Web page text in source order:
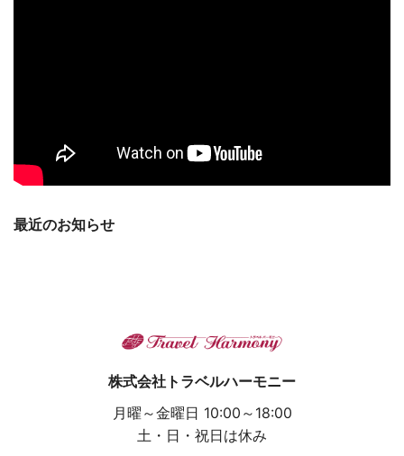
最近のお知らせ
株式会社トラベルハーモニー
月曜～金曜日 10:00～18:00
土・日・祝日は休み